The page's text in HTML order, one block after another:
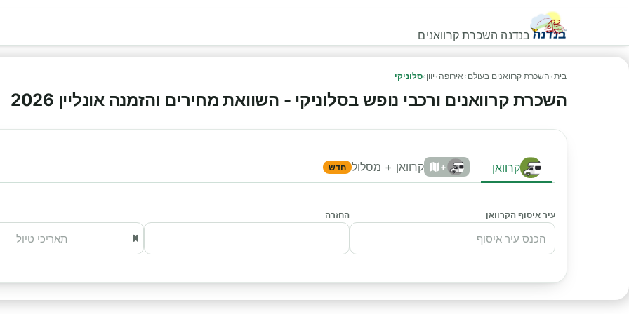
בנדנה השכרת קרוואנים
בית› השכרת קרוואנים בעולם › אירופה › יוון ›סלוניקי
השכרת קרוואנים ורכבי נופש בסלוניקי - השוואת מחירים והזמנה אונליין 2026
קרוואן + קרוואן + מסלול חדש
עיר איסוף הקרוואן החזרה